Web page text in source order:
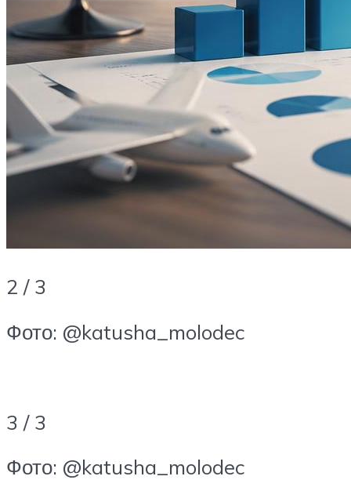
2 / 3
Фото: @katusha_molodec
3 / 3
Фото: @katusha_molodec